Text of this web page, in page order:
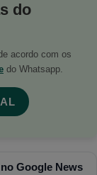
do
acordo com os
do Whatsapp.
Google News